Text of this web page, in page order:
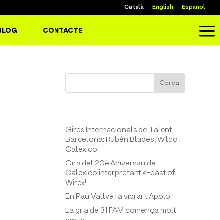
Català English Español
CONTACTE a
Cerca
Gires Internacionals de Talent
Barcelona: Rubén Blades, Wilco i
Calexico
Gira del 20è Aniversari de
Calexico interpretant «Feast of
Wire»!
En Pau Vallvé fa vibrar l’Apolo
La gira de 31 FAM comença molt